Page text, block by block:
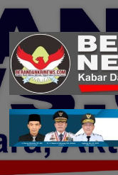
Skip
content